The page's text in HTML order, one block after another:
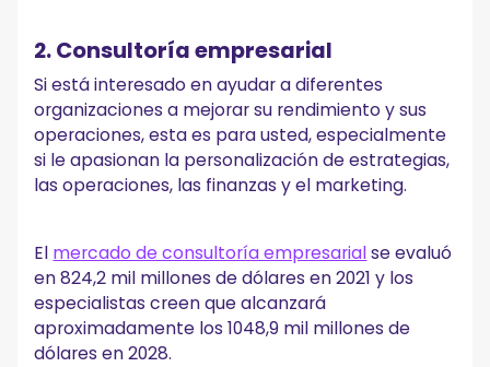
2. Consultoría empresarial
Si está interesado en ayudar a diferentes
organizaciones a mejorar su rendimiento y sus
operaciones, esta es para usted, especialmente
si le apasionan la personalización de estrategias,
las operaciones, las finanzas y el marketing.
El mercado de consultoría empresarialse evaluó
en 824,2 mil millones de dólares en 2021 y los
especialistas creen que alcanzará
aproximadamente los 1048,9 mil millones de
dólares en 2028.